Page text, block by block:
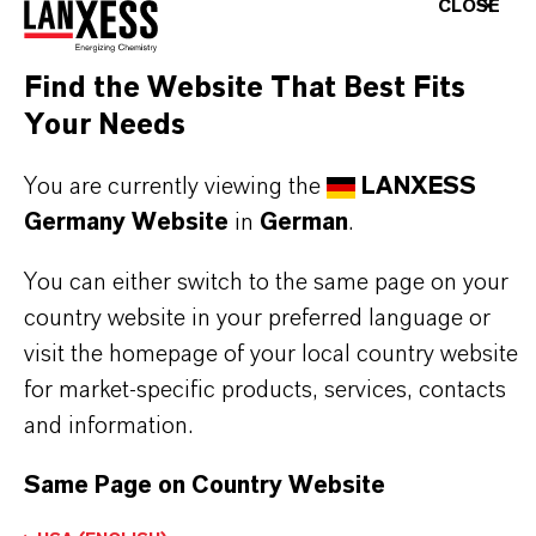
PRODUKTDATENBLÄTTER
heruntergeladen werden.
Nach Auswahl des Dropdowns erscheint ein
Download-Link.
Technisches Datenblatt
RECHTSRAUM AUSWÄHLEN
CLOSE
Find the Website That Best Fits
Your Needs
You are currently viewing the
LANXESS
Germany Website in German.
You can either switch to the same page on your
country website in your preferred language or
visit the homepage of your local country website
for market-specific products, services, contacts
and information.
Same Page on Country Website